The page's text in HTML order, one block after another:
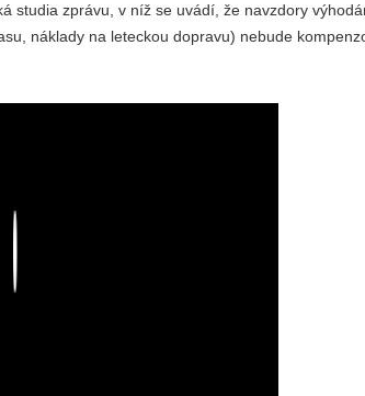
studia zprávu, v níž se uvádí, že navzdory
náklady na leteckou dopravu) nebude